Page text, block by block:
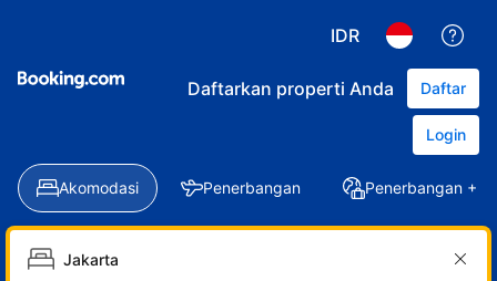
IDR
Daftarkan properti Anda Daftar
Login
Akomodasi Penerbangan Penerbangan +